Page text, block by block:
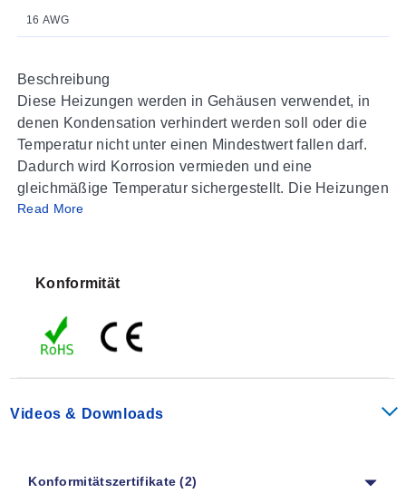
16 AWG
Beschreibung
Diese Heizungen werden in Gehäusen verwendet, in
denen Kondensation verhindert werden soll oder die
Temperatur nicht unter einen Mindestwert fallen darf.
Dadurch wird Korrosion vermieden und eine
gleichmäßige Temperatur sichergestellt. Die Heizungen
sind für den Dauerbetrieb ausgelegt.
Betriebsspannung:
Heizelement: PTC-Widerstand: temperaturbegrenzend
Oberflächentemperatur:
Anschluss:2-poliger Klemmenanschluss 2,5 mm2
(0,1"), Drehmoment max. 0,8 Nm
Read More
Konformität
Videos & Downloads
Konformitätszertifikate (2)